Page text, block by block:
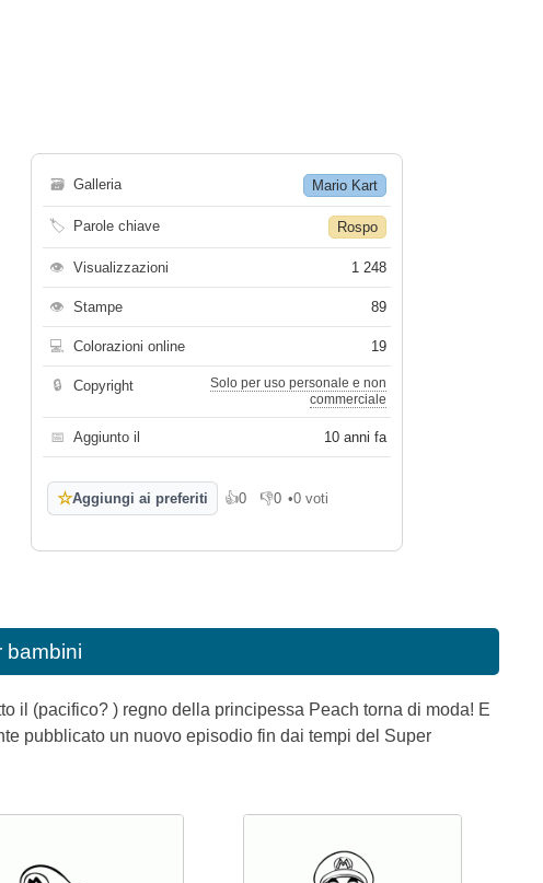
🗃 Galleria Mario Kart
🏷 Parole chiave Rospo
👁 Visualizzazioni 1 248
👁 Stampe 89
💻 Colorazioni online 19
🔒 Copyright
Solo per uso personale e non
commerciale
📅 Aggiunto il 10 anni fa
☆Aggiungi ai preferiti 👍0
Mi piace
👎0
Non mi piace
•0 voti
bambini
il (pacifico? ) regno della principessa Peach torna di moda! E
pubblicato un nuovo episodio fin dai tempi del Super